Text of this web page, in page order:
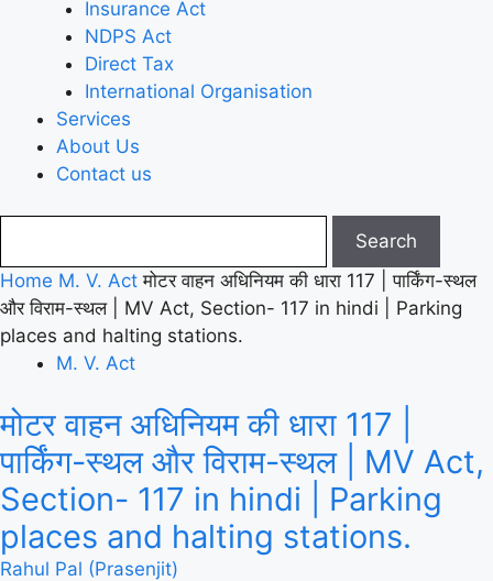
Insurance Act
NDPS Act
Direct Tax
International Organisation
Services
About Us
Contact us
Home M. V. Act मोटर वाहन अधिनियम की धारा 117 | पार्किंग-स्थल
और विराम-स्थल | MV Act, Section- 117 in hindi | Parking
places and halting stations.
M. V. Act
मोटर वाहन अधिनियम की धारा 117 |
पार्किंग-स्थल और विराम-स्थल | MV Act,
Section- 117 in hindi | Parking
places and halting stations.
Rahul Pal (Prasenjit)